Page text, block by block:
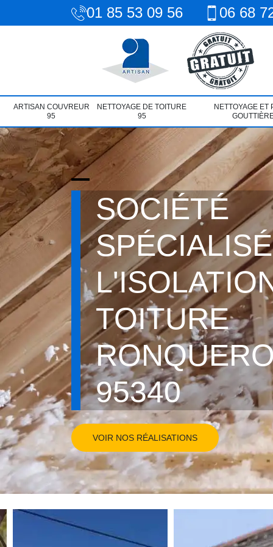
01 85 53 09 56 06 68
ARTISAN COUVREUR
95
NETTOYAGE DE TOITURE
95
NETTOYAGE ET
SOCIÉTÉ
TOITURE
95340
VOIR NOS RÉALISATIONS